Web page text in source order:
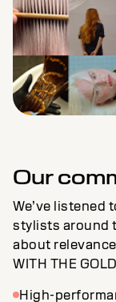
Our
We’ve listened
stylists around
about
WITH THE
High-